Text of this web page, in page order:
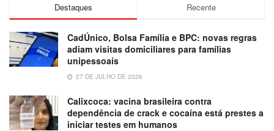
Destaques Recente
CadÚnico, Bolsa Família e BPC: novas regras
adiam visitas domiciliares para famílias
unipessoais
27 DE JULHO DE 2026
Calixcoca: vacina brasileira contra
dependência de crack e cocaína está prestes a
iniciar testes em humanos